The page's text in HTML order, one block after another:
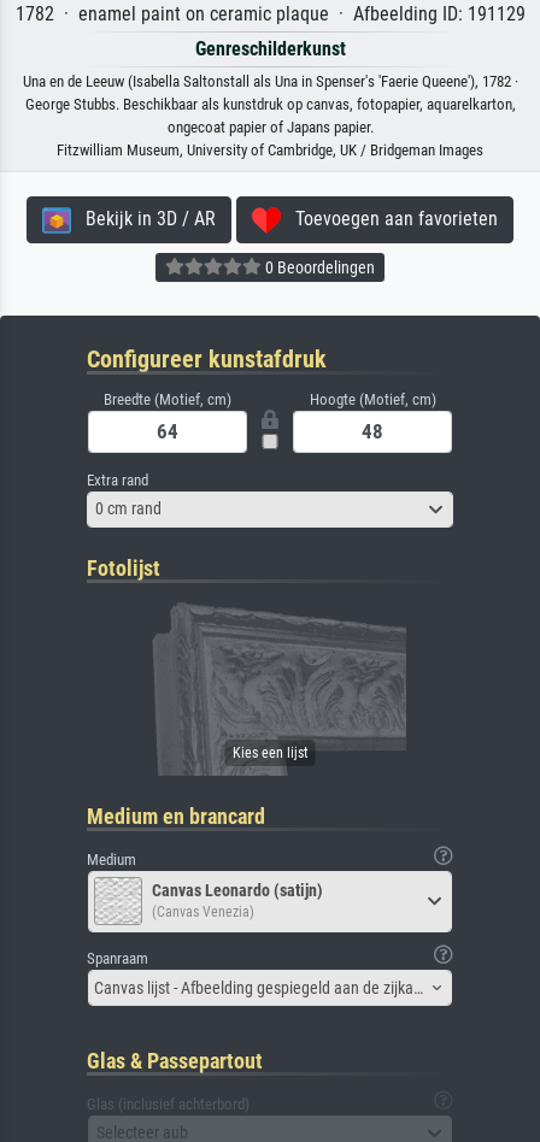
1782 · enamel paint on ceramic plaque · Afbeelding ID: 191129
Genreschilderkunst
Una en de Leeuw (Isabella Saltonstall als Una in Spenser's 'Faerie Queene'), 1782 ·
George Stubbs. Beschikbaar als kunstdruk op canvas, fotopapier, aquarelkarton,
ongecoat papier of Japans papier.
Fitzwilliam Museum, University of Cambridge, UK / Bridgeman Images
Bekijk in 3D / AR Toevoegen aan favorieten
0 Beoordelingen
Configureer kunstafdruk
Breedte (Motief, cm) Hoogte (Motief, cm)
Extra rand
0 cm rand
Fotolijst
Medium en brancard
Medium
Canvas Leonardo (satijn)
(Canvas Venezia)
Spanraam
Canvas lijst - Afbeelding gespiegeld aan de zijkant
Glas & Passepartout
Glas (inclusief achterbord)
Selecteer aub